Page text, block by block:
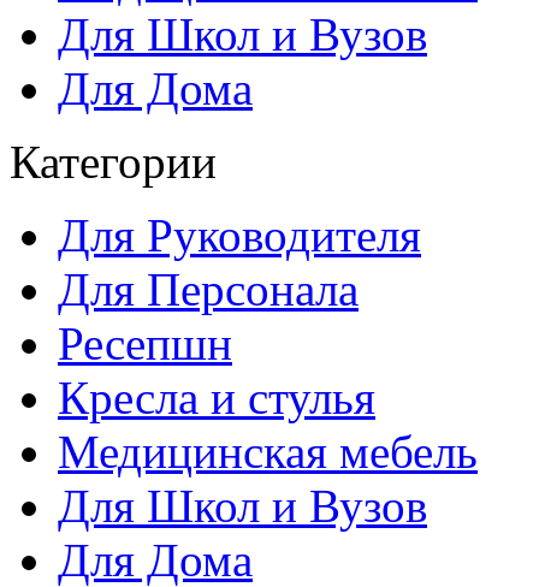
Для Школ и Вузов
Для Дома
Категории
Для Руководителя
Для Персонала
Ресепшн
Кресла и стулья
Медицинская мебель
Для Школ и Вузов
Для Дома